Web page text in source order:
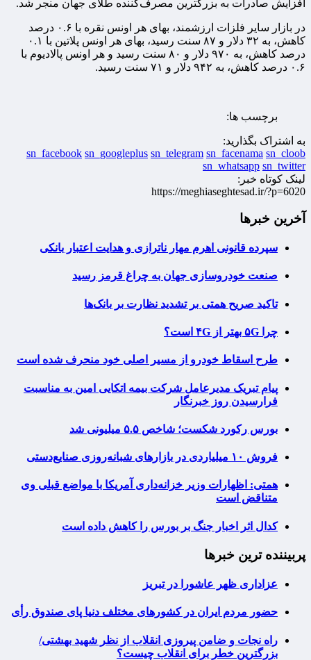
افزایش صادرات به بزرگترین مصرف‌کننده طلای جهان منجر شد.
در بازار سایر فلزات ارزشمند، بهای هر اونس نقره با ۰.۶ درصد
کاهش، به ۳۲ دلار و ۸۷ سنت رسید، بهای هر اونس پلاتین با ۰.۱
درصد کاهش، به ۹۷۰ دلار و ۸۰ سنت رسید و هر اونس پالادیوم با
۰.۶ درصد کاهش، به ۹۴۲ دلار و ۷۱ سنت رسید.
برچسب ها:
به اشتراک بگذارید:
sn_facebook sn_googleplus sn_telegram sn_facenama sn_cloob
sn_whatsapp sn_twitter
لینک کوتاه خبر:
https://meghiaseghtesad.ir/?p=6020
آخرین خبرها
سپرده قانونی اهرم مهار ناترازی و هدایت اعتبار بانکی
صنعت خودروسازی جهان به چراغ قرمز رسید
تاکید صریح همتی بر تشدید نظارت بر بانک‌ها
چرا ۵G بهتر از ۴G است؟
طرح اسقاط خودرو از مسیر اصلی خود منحرف شده است
پیام تبریک مدیرعامل شرکت بیمه اتکایی امین به مناسبت
فرارسیدن روز خبرنگار
بورس رکورد شکست؛ شاخص ۵.۵ میلیونی شد
فروش ۱۰ میلیاردی در بازارهای شبانه‌روزی صنایع‌دستی
همتی: اظهارات وزیر خزانه‌داری آمریکا با مواضع قبلی وی
متناقض است
کدال اثر اخبار جنگ بر بورس را کاهش داده است
پربیننده ترین خبرها
عزاداری ظهر عاشورا در تبریز
حضور مردم ایران در کشورهای مختلف دنیا پای صندوق رأی
راه نجات و ضامن پیروزی انقلاب از نظر شهید بهشتی/
بزرگترین خطر برای انقلاب چیست؟